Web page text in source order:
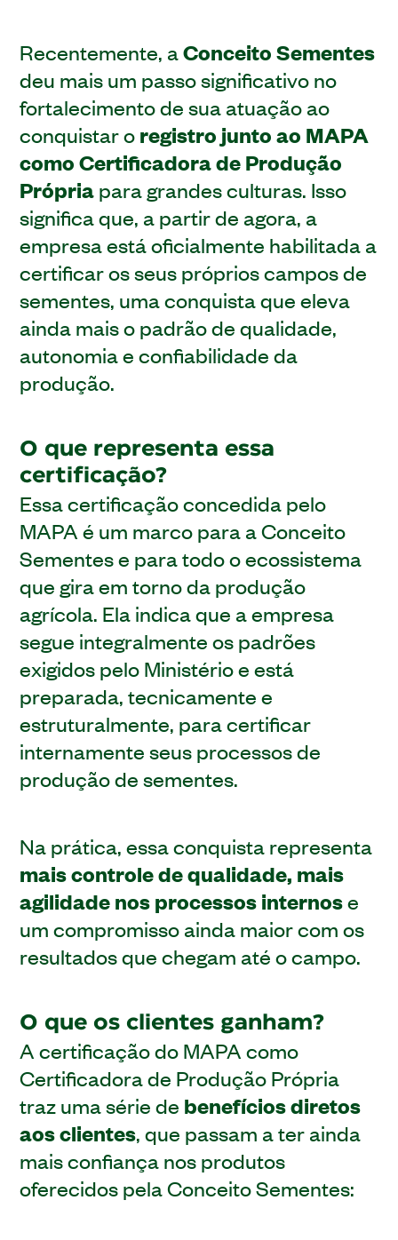
Recentemente, aConceito Sementes
deu mais um passo significativo no
fortalecimento de sua atuação ao
conquistar o registro junto ao MAPA
como Certificadora de Produção
Própria para grandes culturas. Isso
significa que, a partir de agora, a
empresa está oficialmente habilitada a
certificar os seus próprios campos de
sementes, uma conquista que eleva
ainda mais o padrão de qualidade,
autonomia e confiabilidade da
produção.
O que representa essa
certificação?
Essa certificação concedida pelo
MAPA é um marco para a Conceito
Sementes e para todo o ecossistema
que gira em torno da produção
agrícola. Ela indica que a empresa
segue integralmente os padrões
exigidos pelo Ministério e está
preparada, tecnicamente e
estruturalmente, para certificar
internamente seus processos de
produção de sementes.
Na prática, essa conquista representa
mais controle de qualidade, mais
agilidade nos processos internose
um compromisso ainda maior com os
resultados que chegam até o campo.
O que os clientes ganham?
A certificação do MAPA como
Certificadora de Produção Própria
traz uma série de benefícios diretos
aos clientes, que passam a ter ainda
mais confiança nos produtos
oferecidos pela Conceito Sementes: